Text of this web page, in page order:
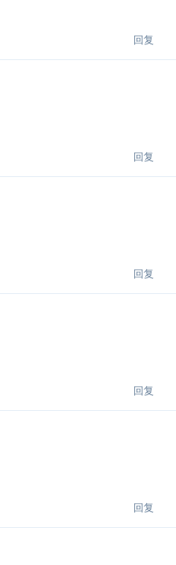
回复
回复
回复
回复
回复